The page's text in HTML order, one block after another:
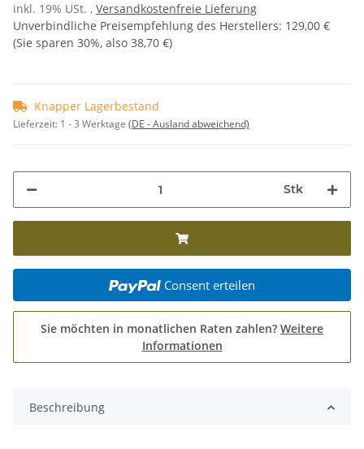
inkl. 19% USt. , Versandkostenfreie Lieferung
Unverbindliche Preisempfehlung des Herstellers: 129,00 €
(Sie sparen 30%, also 38,70 €)
Knapper Lagerbestand
Lieferzeit: 1 - 3 Werktage (DE - Ausland abweichend)
Stk
Consent erteilen
Sie möchten in monatlichen Raten zahlen? Weitere
Informationen
Beschreibung